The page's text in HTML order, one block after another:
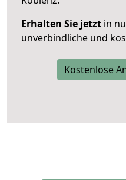
Erhalten Sie jetzt in
unverbindliche und
Kostenlose